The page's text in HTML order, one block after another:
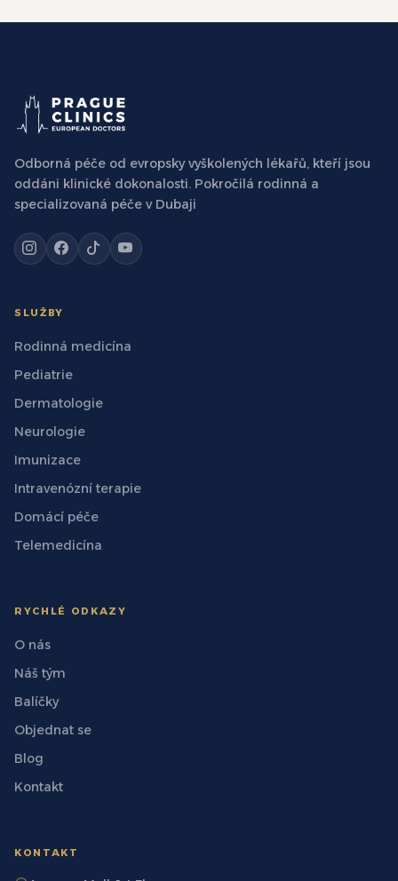
Odborná péče od evropsky vyškolených lékařů, kteří jsou
oddáni klinické dokonalosti. Pokročilá rodinná a
specializovaná péče v Dubaji
SLUŽBY
Rodinná medicína
Pediatrie
Dermatologie
Neurologie
Imunizace
Intravenózní terapie
Domácí péče
Telemedicína
RYCHLÉ ODKAZY
O nás
Náš tým
Balíčky
Objednat se
Blog
Kontakt
KONTAKT